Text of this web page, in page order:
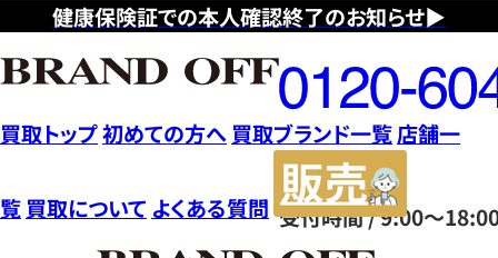
健康保険証での本人確認終了のお知らせ▶
フ
リ
ー
ダ
イ
ヤ
ル
受付時間 / 9:00～
買取トップ初めての方へ 買取ブランド一覧店舗一
覧 買取について よくある質問
サ